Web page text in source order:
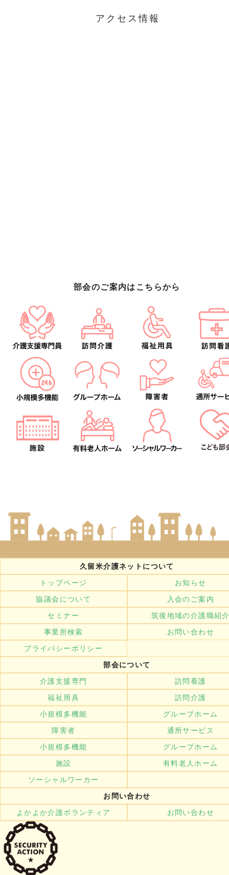
アクセス情報
部会のご案内はこちらから
久留米介護ネットについて
トップページ
お知らせ
協議会について
入会のご案内
セミナー
筑後地域の介護職紹
事業所検索
お問い合わせ
プライバシーポリシー
部会について
介護支援専門
訪問看護
福祉用具
訪問介護
小規模多機能
グループホーム
障害者
通所サービス
小規模多機能
グループホーム
施設
有料老人ホーム
ソーシャルワーカー
お問い合わせ
よかよか介護ボランティア
お問い合わせ